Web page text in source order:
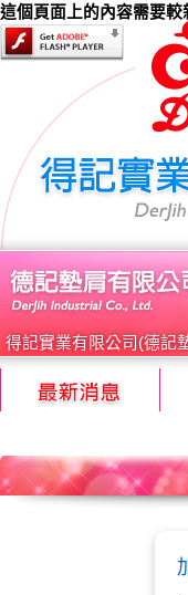
這個頁面上的內容需要
得記實業有限公司(德記